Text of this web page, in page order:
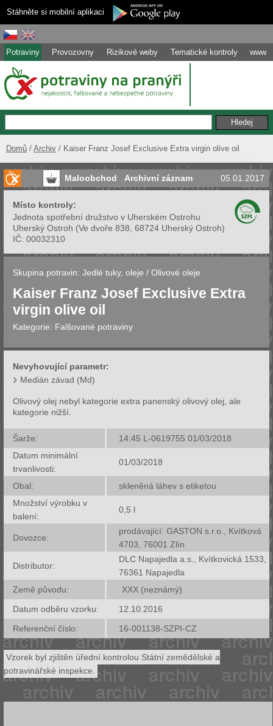
Stáhněte si mobilní aplikaci
Potraviny Provozovny Rizikové weby Tematické kontroly www
Domů Archiv Kaiser Franz Josef Exclusive Extra virgin olive oil
Maloobchod Archivní záznam 05.01.2017
Místo kontroly:
Jednota spotřební družstvo v Uherském Ostrohu
Uherský Ostroh (Ve dvoře 838, 68724 Uherský Ostroh)
IČ: 00032310
Skupina potravin: Jedlé tuky, oleje / Olivové oleje
Kaiser Franz Josef Exclusive Extra
virgin olive oil
Kategorie: Falšované potraviny
Nevyhovující parametr:
Medián závad (Md)
Olivový olej nebyl kategorie extra panenský olivový olej, ale
kategorie nižší.
Šarže:
14:45 L-0619755 01/03/2018
Datum minimální
trvanlivosti:
01/03/2018
Obal:
skleněná láhev s etiketou
Množství výrobku v
balení:
0,5 l
Dovozce:
prodávající: GASTON s.r.o., Kvítková
4703, 76001 Zlín
Distributor:
DLC Napajedla a.s., Kvítkovická 1533,
76361 Napajedla
Země původu:
XXX (neznámý)
Datum odběru vzorku:
12.10.2016
Referenční číslo:
16-001138-SZPI-CZ
Vzorek byl zjištěn úřední kontrolou Státní zemědělské a
potravinářské inspekce.